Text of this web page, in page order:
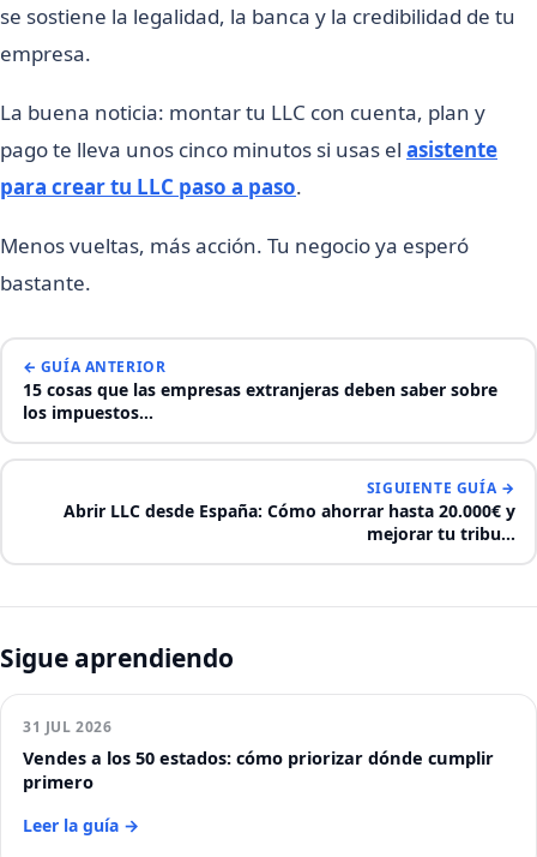
se sostiene la legalidad, la banca y la credibilidad de tu
empresa.
La buena noticia: montar tu LLC con cuenta, plan y
pago te lleva unos cinco minutos si usas el asistente
para crear tu LLC paso a paso.
Menos vueltas, más acción. Tu negocio ya esperó
bastante.
← GUÍA ANTERIOR
15 cosas que las empresas extranjeras deben saber sobre
los impuestos…
SIGUIENTE GUÍA →
Abrir LLC desde España: Cómo ahorrar hasta 20.000€ y
mejorar tu tribu…
Sigue aprendiendo
31 JUL 2026
Vendes a los 50 estados: cómo priorizar dónde cumplir
primero
Leer la guía →